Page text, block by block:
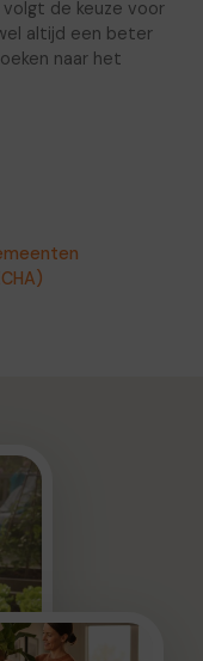
de keuze voor
altijd een beter
naar het